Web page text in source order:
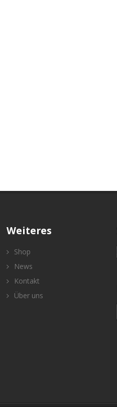
Weiteres
Shop
News
Kontakt
Über uns